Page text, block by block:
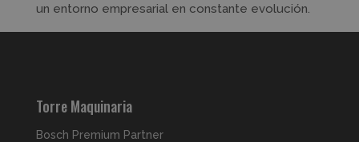
un entorno empresarial en constante evolución.
Torre Maquinaria
Bosch Premium Partner